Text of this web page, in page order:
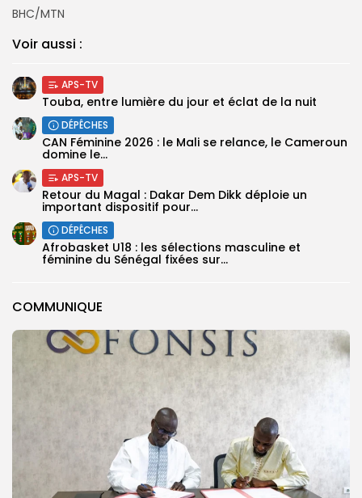
COMMUNIQUE
BHC/MTN
Voir aussi :
APS-TV
Touba, entre lumière du jour et éclat de la nuit
DÉPÊCHES
‎CAN Féminine 2026 : le Mali se relance, le Cameroun
domine le...
APS-TV
Retour du Magal : Dakar Dem Dikk déploie un
important dispositif pour...
DÉPÊCHES
‎Afrobasket U18 : les sélections masculine et
féminine du Sénégal fixées sur...